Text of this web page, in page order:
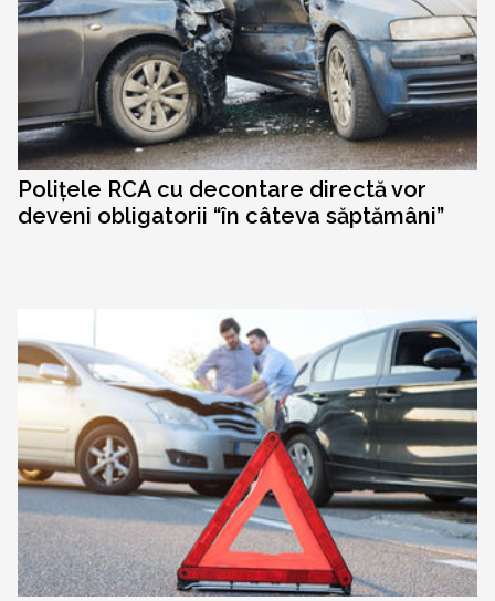
Polițele RCA cu decontare directă vor
deveni obligatorii “în câteva săptămâni”